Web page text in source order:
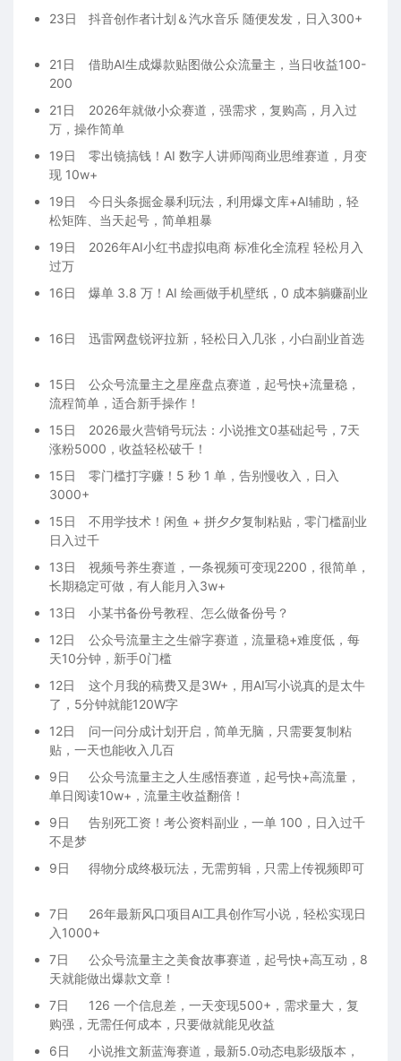
23日
抖音创作者计划＆汽水音乐 随便发发，日入300+
21日
借助AI生成爆款贴图做公众流量主，当日收益100-
200
21日
2026年就做小众赛道，强需求，复购高，月入过
万，操作简单
19日
零出镜搞钱！AI 数字人讲师闯商业思维赛道，月变
现 10w+
19日
今日头条掘金暴利玩法，利用爆文库+AI辅助，轻
松矩阵、当天起号，简单粗暴
19日
2026年AI小红书虚拟电商 标准化全流程 轻松月入
过万
16日
爆单 3.8 万！AI 绘画做手机壁纸，0 成本躺赚副业
16日 迅雷网盘锐评拉新，轻松日入几张，小白副业首选
15日
公众号流量主之星座盘点赛道，起号快+流量稳，
流程简单，适合新手操作！
15日
2026最火营销号玩法：小说推文0基础起号，7天
涨粉5000，收益轻松破千！
15日
零门槛打字赚！5 秒 1 单，告别慢收入，日入
3000+
15日
不用学技术！闲鱼 + 拼夕夕复制粘贴，零门槛副业
日入过千
13日
视频号养生赛道，一条视频可变现2200，很简单，
长期稳定可做，有人能月入3w+
13日
小某书备份号教程、怎么做备份号？
12日
公众号流量主之生僻字赛道，流量稳+难度低，每
天10分钟，新手0门槛
12日
这个月我的稿费又是3W+，用AI写小说真的是太牛
了，5分钟就能120W字
12日
问一问分成计划开启，简单无脑，只需要复制粘
贴，一天也能收入几百
9日
公众号流量主之人生感悟赛道，起号快+高流量，
单日阅读10w+，流量主收益翻倍！
9日
告别死工资！考公资料副业，一单 100，日入过千
不是梦
9日
得物分成终极玩法，无需剪辑，只需上传视频即可
7日
26年最新风口项目AI工具创作写小说，轻松实现日
入1000+
7日
公众号流量主之美食故事赛道，起号快+高互动，8
天就能做出爆款文章！
7日
126 一个信息差，一天变现500+，需求量大，复
购强，无需任何成本，只要做就能见收益
6日
小说推文新蓝海赛道，最新5.0动态电影级版本，